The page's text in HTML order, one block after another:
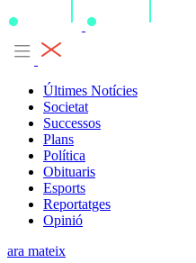
Últimes Notícies
Societat
Successos
Plans
Política
Obituaris
Esports
Reportatges
Opinió
ara mateix